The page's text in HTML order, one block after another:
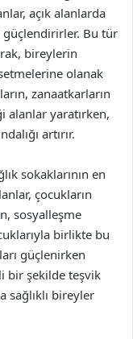
açık alanlarda
güçlendirirler. Bu tür
bireylerin
olanak
zanaatkarların
yaratırken,
artırır.
sokaklarının en
çocukların
sosyalleşme
birlikte bu
güçlenirken
bir şekilde teşvik
sağlıklı bireyler